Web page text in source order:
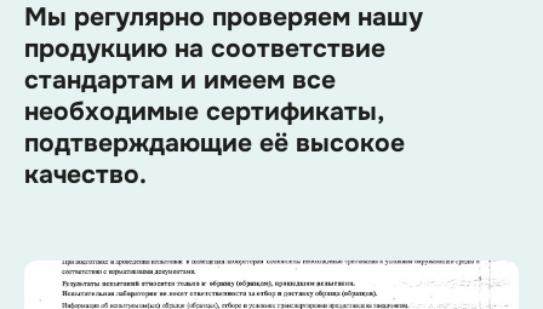
Мы регулярно проверяем нашу
продукцию на соответствие
стандартам и имеем все
необходимые сертификаты,
подтверждающие её высокое
качество.